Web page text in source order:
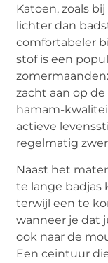
Katoen, zoals
lichter dan
comfortabeler
stof is een
zacht aan op
hamam-
actieve
regelmatig
Naast het
te lange badjas
terwijl een te
wanneer je dat
ook naar de
Een ceintuur